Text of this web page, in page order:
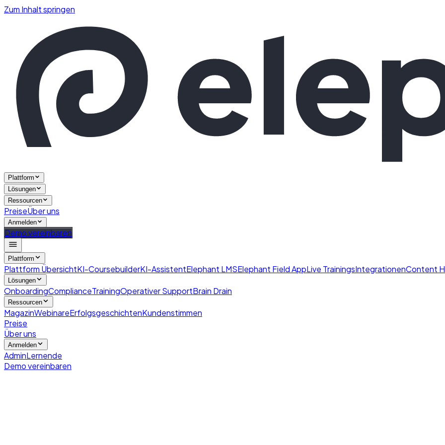
Zum Inhalt springen
Plattform
Lösungen
Ressourcen
PreiseÜber uns
Anmelden
Demo vereinbaren
Plattform
Plattform ÜbersichtKI-CoursebuilderKI-AssistentElephant LMSElephant Field AppLive TrainingsIntegrationenContent
Lösungen
OnboardingComplianceTrainingOperativer SupportBrain Drain
Ressourcen
MagazinWebinareErfolgsgeschichtenKundenstimmen
Preise
Über uns
Anmelden
AdminLernende
Demo vereinbaren